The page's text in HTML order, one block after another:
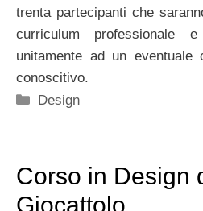
trenta partecipanti che
curriculum professionale
unitamente ad un eventuale
conoscitivo.
Categorie
Design
Corso in Design
Giocattolo